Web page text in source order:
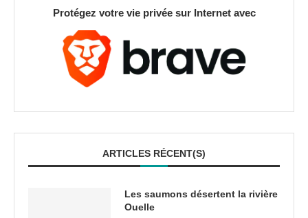
Protégez votre vie privée sur Internet avec
ARTICLES RÉCENT(S)
Les saumons désertent la rivière
Ouelle